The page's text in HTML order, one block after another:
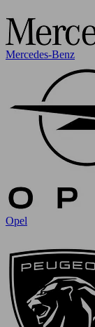
Mercedes-Benz
Opel